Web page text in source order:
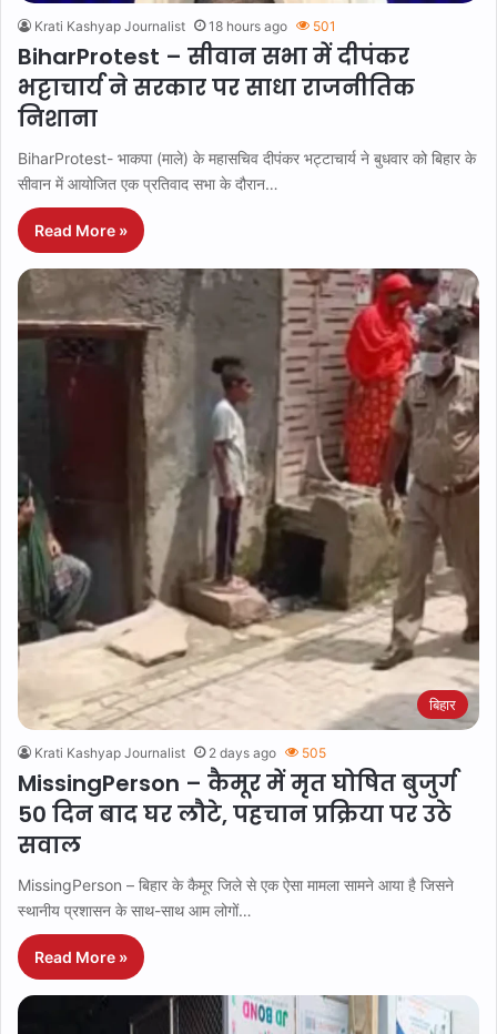
Krati Kashyap Journalist 18 hours ago 501
BiharProtest – सीवान सभा में दीपंकर
भट्टाचार्य ने सरकार पर साधा राजनीतिक
निशाना
BiharProtest- भाकपा (माले) के महासचिव दीपंकर भट्टाचार्य ने बुधवार को बिहार के
सीवान में आयोजित एक प्रतिवाद सभा के दौरान…
Read More »
बिहार
Krati Kashyap Journalist 2 days ago 505
MissingPerson – कैमूर में मृत घोषित बुजुर्ग
50 दिन बाद घर लौटे, पहचान प्रक्रिया पर उठे
सवाल
MissingPerson – बिहार के कैमूर जिले से एक ऐसा मामला सामने आया है जिसने
स्थानीय प्रशासन के साथ-साथ आम लोगों…
Read More »